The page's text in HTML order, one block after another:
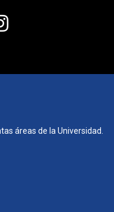
áreas de la Universidad.